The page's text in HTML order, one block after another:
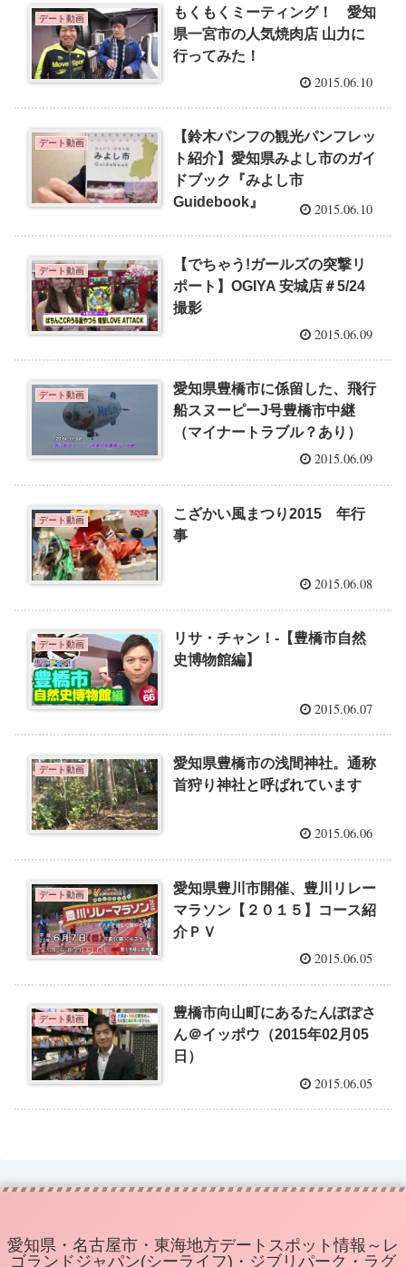
デート動画
もくもくミーティング！ 愛知
県一宮市の人気焼肉店 山力に
行ってみた！
2015.06.10
デート動画
【鈴木パンフの観光パンフレッ
ト紹介】愛知県みよし市のガイ
ドブック『みよし市
Guidebook』
2015.06.10
デート動画
【でちゃう!ガールズの突撃リ
ポート】OGIYA 安城店＃5/24
撮影
2015.06.09
デート動画
愛知県豊橋市に係留した、飛行
船スヌーピーJ号豊橋市中継
（マイナートラブル？あり）
2015.06.09
デート動画
こざかい風まつり2015 年行
事
2015.06.08
デート動画
リサ・チャン！-【豊橋市自然
史博物館編】
2015.06.07
デート動画
愛知県豊橋市の浅間神社。通称
首狩り神社と呼ばれています
2015.06.06
デート動画
愛知県豊川市開催、豊川リレー
マラソン【２０１５】コース紹
介ＰＶ
2015.06.05
デート動画
豊橋市向山町にあるたんぽぽさ
ん＠イッポウ（2015年02月05
日）
2015.06.05
愛知県・名古屋市・東海地方デートスポット情報～レ
ゴランドジャパン(シーライフ)・ジブリパーク・ラグ